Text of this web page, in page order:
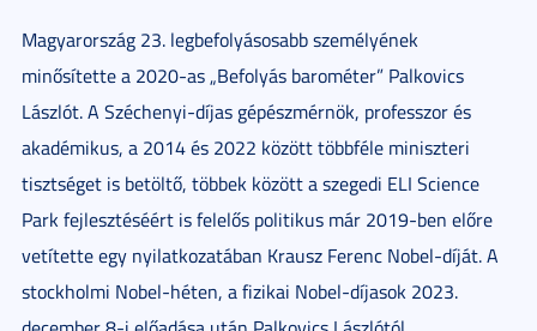
Magyarország 23. legbefolyásosabb személyének
minősítette a 2020-as „Befolyás barométer” Palkovics
Lászlót. A Széchenyi-díjas gépészmérnök, professzor és
akadémikus, a 2014 és 2022 között többféle miniszteri
tisztséget is betöltő, többek között a szegedi ELI Science
Park fejlesztéséért is felelős politikus már 2019-ben előre
vetítette egy nyilatkozatában Krausz Ferenc Nobel-díját. A
stockholmi Nobel-héten, a fizikai Nobel-díjasok 2023.